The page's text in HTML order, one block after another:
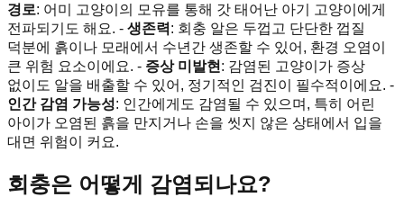
경로: 어미 고양이의 모유를 통해 갓 태어난 아기 고양이에게
전파되기도 해요. - 생존력: 회충 알은 두껍고 단단한 껍질
덕분에 흙이나 모래에서 수년간 생존할 수 있어, 환경 오염이
큰 위험 요소이에요. - 증상 미발현 : 감염된 고양이가 증상
없이도 알을 배출할 수 있어, 정기적인 검진이 필수적이에요. -
인간 감염 가능성: 인간에게도 감염될 수 있으며, 특히 어린
아이가 오염된 흙을 만지거나 손을 씻지 않은 상태에서 입을
대면 위험이 커요.
회충은 어떻게 감염되나요?